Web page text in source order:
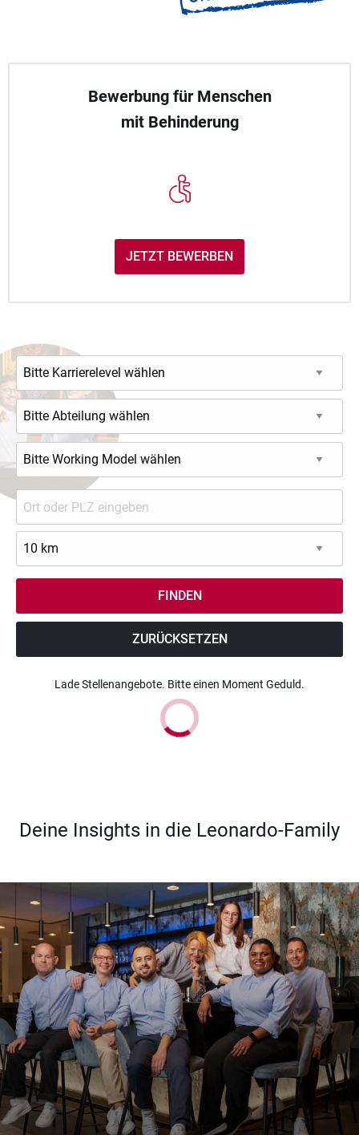
Bewerbung für Menschen
mit Behinderung
JETZT BEWERBEN
ZURÜCKSETZEN
Lade Stellenangebote. Bitte einen Moment Geduld.
Deine Insights in die Leonardo-Family